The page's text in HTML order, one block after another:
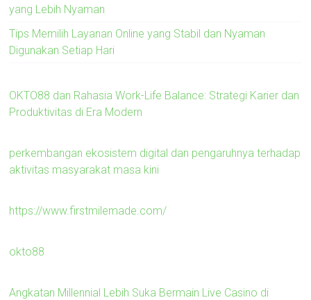
yang Lebih Nyaman
Tips Memilih Layanan Online yang Stabil dan Nyaman
Digunakan Setiap Hari
OKTO88 dan Rahasia Work-Life Balance: Strategi Karier dan
Produktivitas di Era Modern
perkembangan ekosistem digital dan pengaruhnya terhadap
aktivitas masyarakat masa kini
https://www.firstmilemade.com/
okto88
Angkatan Millennial Lebih Suka Bermain Live Casino di